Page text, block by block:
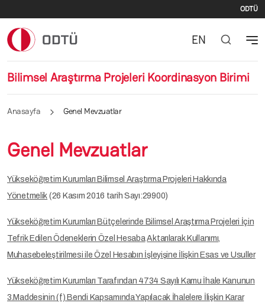
ODTÜ
Bilimsel Araştırma Projeleri Koordinasyon Birimi
EN
Anasayfa Genel Mevzuatlar
Genel Mevzuatlar
Yükseköğretim Kurumları Bilimsel Araştırma Projeleri Hakkında
Yönetmelik (26 Kasım 2016 tarih Sayı:29900)
Yükseköğretim Kurumları Bütçelerinde Bilimsel Araştırma Projeleri İçin
Tefrik Edilen Ödeneklerin Özel HesabaAktarılarak Kullanımı,
Muhasebeleştirilmesi ile Özel Hesabın İşleyişine İlişkin Esas ve Usuller
Yükseköğretim Kurumları Tarafından 4734 Sayılı Kamu İhale Kanunun
3.Maddesinin (f) Bendi Kapsamında Yapılacak İhalelere İlişkin Karar